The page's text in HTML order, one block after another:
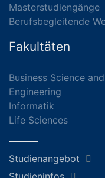
Masterstudiengänge
Berufsbegleitende
Fakultäten
Business Science
Engineering
Informatik
Life Sciences
Studienangebot